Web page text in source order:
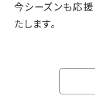
今シーズンも応援
たします。